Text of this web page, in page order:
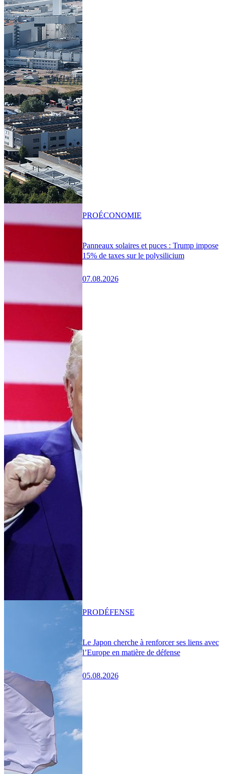
Panneaux solaires et puces : Trump impose
15% de taxes sur le polysilicium
07.08.2026
PROÉCONOMIE
Le Japon cherche à renforcer ses liens avec
l’Europe en matière de défense
05.08.2026
PRODÉFENSE